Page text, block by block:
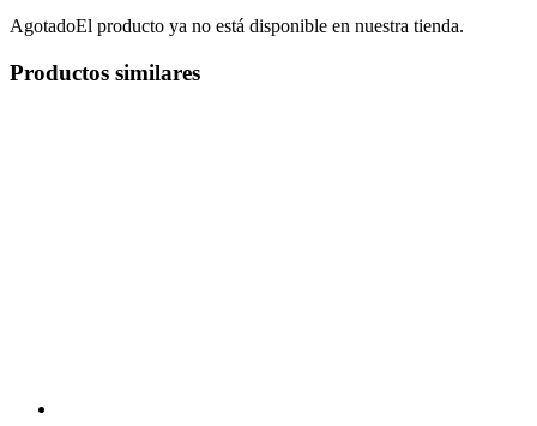
AgotadoEl producto ya no está disponible en nuestra tienda.
Productos similares